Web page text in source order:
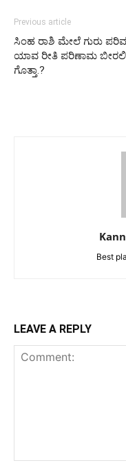
Previous article
ಸಿಂಹ ರಾಶಿ ಮೇಲೆ ಗುರು
ಯಾವ ರೀತಿ ಪರಿಣಾಮ
ಗೊತ್ತಾ.?
Best
LEAVE A REPLY